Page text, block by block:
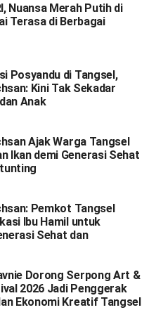
Nuansa Merah Putih di
Terasa di Berbagai
Posyandu di Tangsel,
Kini Tak Sekadar
Anak
Ajak Warga Tangsel
Ikan demi Generasi Sehat
Pemkot Tangsel
Ibu Hamil untuk
Sehat dan
Dorong Serpong Art &
2026 Jadi Penggerak
Ekonomi Kreatif Tangsel